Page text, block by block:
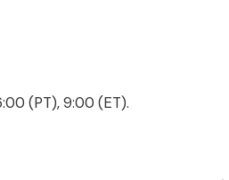
(PT), 9:00 (ET).